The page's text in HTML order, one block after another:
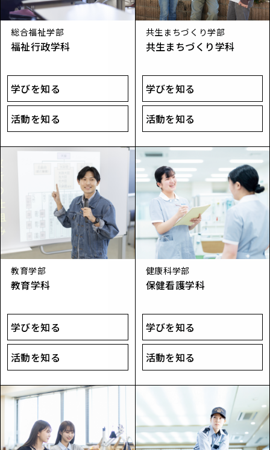
総合福祉学部
福​祉​行政学​科
学びを知る
活動を知る
共生まちづくり学部
共生まちづくり学科
学びを知る
活動を知る
教育学部
教育学科
学びを知る
活動を知る
健康科学部
保健​看​護学​科
学びを知る
活動を知る